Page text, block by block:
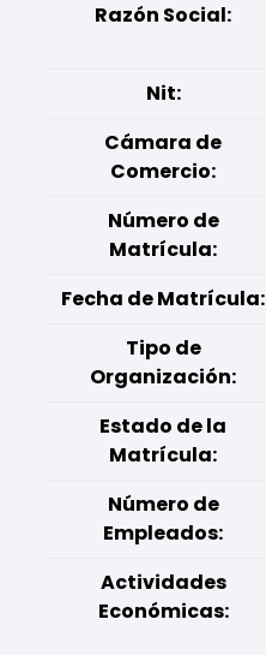
Razón Social:
Nit:
Cámara de
Comercio:
Número de
Matrícula:
Fecha de Matrícula:
Tipo de
Organización:
Estado de la
Matrícula:
Número de
Empleados:
Actividades
Económicas: